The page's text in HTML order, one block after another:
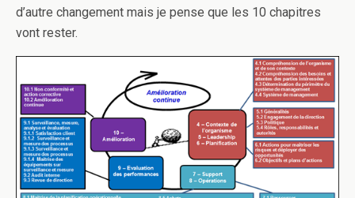
d’autre changement mais je pense que les 10 chapitres
vont rester.